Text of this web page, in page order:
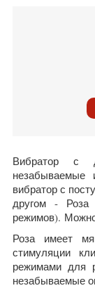
Вибратор с
вибратор с
другом -
режимов).
Роза имеет
стимуляции
режимами для
незабываемые